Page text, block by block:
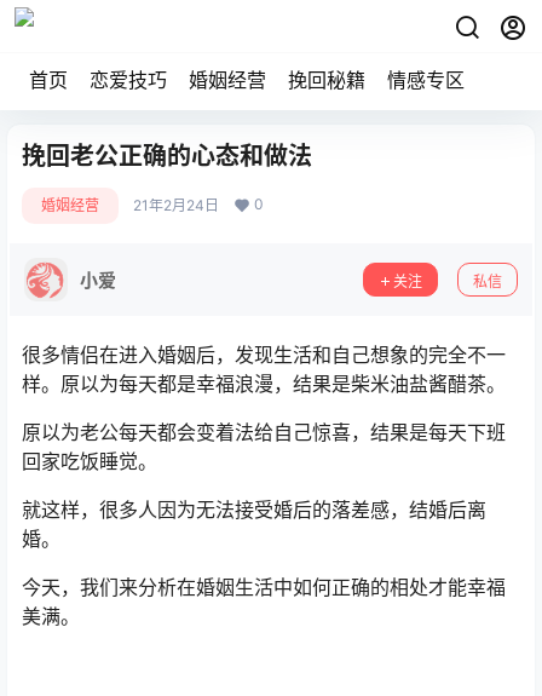
首页 恋爱技巧 婚姻经营 挽回秘籍 情感专区
挽回老公正确的心态和做法
婚姻经营 21年2月24日 0
小爱 关注 私信
很多情侣在进入婚姻后，发现生活和自己想象的完全不一
样。原以为每天都是幸福浪漫，结果是柴米油盐酱醋茶。
原以为老公每天都会变着法给自己惊喜，结果是每天下班
回家吃饭睡觉。
就这样，很多人因为无法接受婚后的落差感，结婚后离
婚。
今天，我们来分析在婚姻生活中如何正确的相处才能幸福
美满。